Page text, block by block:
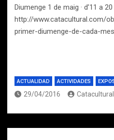
Diumenge 1 de maig · d’11 a
http://www.catacultural.com/
primer-diumenge-de-cada-
ACTUALIDAD ACTIVIDADES
29/04/2016 Catacultural